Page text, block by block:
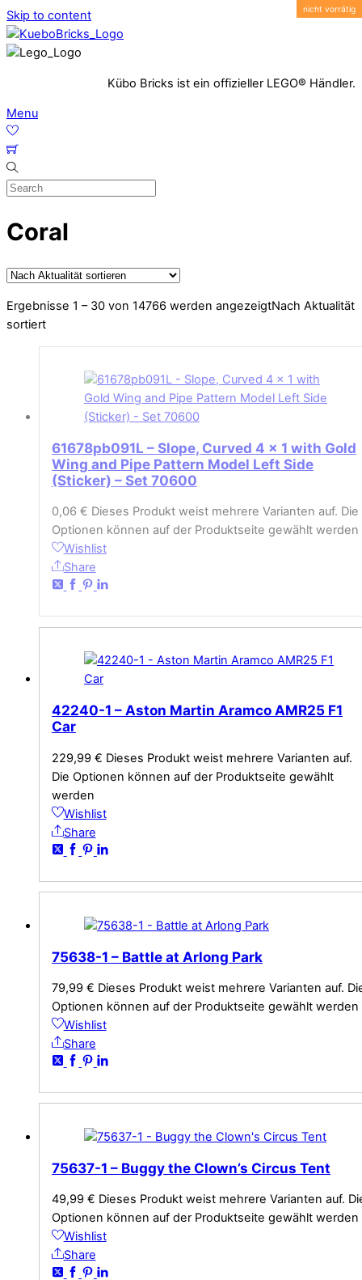
Skip to content
Kübo Bricks ist ein offizieller LEGO® Händler.
Menu
Coral
Ergebnisse 1 – 30 von 14766 werden angezeigtNach Aktualität
sortiert
61678pb091L – Slope, Curved 4 x 1 with Gold
Wing and Pipe Pattern Model Left Side
(Sticker) – Set 70600
0,06 € Dieses Produkt weist mehrere Varianten auf. Die
Optionen können auf der Produktseite gewählt werden
Wishlist
Share
42240-1 – Aston Martin Aramco AMR25 F1
Car
229,99 € Dieses Produkt weist mehrere Varianten auf.
Die Optionen können auf der Produktseite gewählt
werden
Wishlist
Share
75638-1 – Battle at Arlong Park
79,99 € Dieses Produkt weist mehrere Varianten auf.
Optionen können auf der Produktseite gewählt werden
Wishlist
Share
75637-1 – Buggy the Clown’s Circus Tent
49,99 € Dieses Produkt weist mehrere Varianten auf.
Optionen können auf der Produktseite gewählt werden
Wishlist
Share